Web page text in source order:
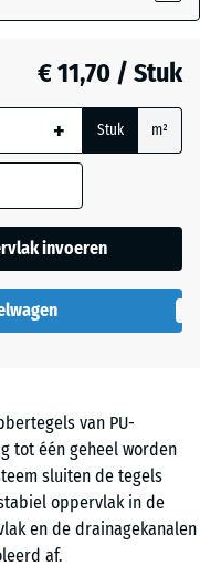
van PU-
tot één geheel worden
sluiten de tegels
oppervlak in de
en de drainagekanalen
af.
€ 11,70 / Stuk
+ Stuk m²
invoeren